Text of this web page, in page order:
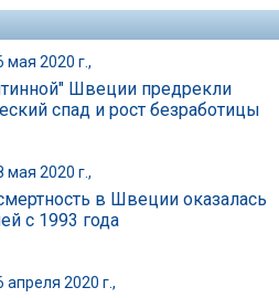
мая 2020 г.,
Швеции предрекли
спад и рост безработицы
мая 2020 г.,
в Швеции оказалась
с 1993 года
апреля 2020 г.,